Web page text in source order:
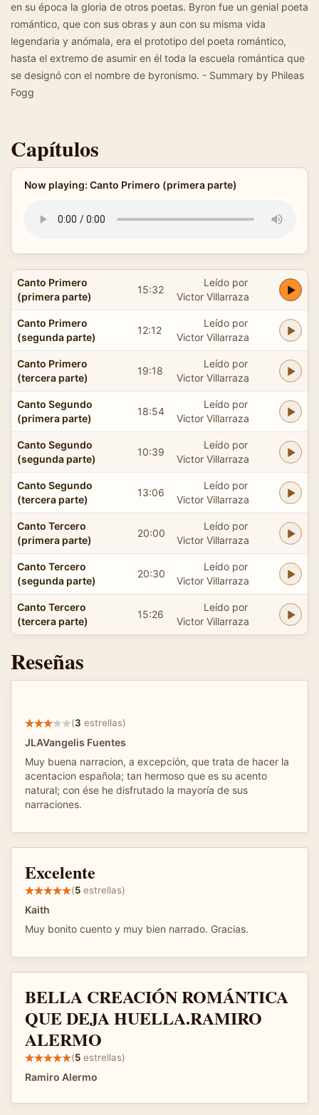
en su época la gloria de otros poetas. Byron fue un genial poeta
romántico, que con sus obras y aun con su misma vida
legendaria y anómala, era el prototipo del poeta romántico,
hasta el extremo de asumir en él toda la escuela romántica que
se designó con el nombre de byronismo. - Summary by Phileas
Fogg
Capítulos
Now playing: Canto Primero (primera parte)
Canto Primero
(primera parte)
15:32
Leído por
Victor Villarraza
Canto Primero
(segunda parte)
12:12
Leído por
Victor Villarraza
Canto Primero
(tercera parte)
19:18
Leído por
Victor Villarraza
Canto Segundo
(primera parte)
18:54
Leído por
Victor Villarraza
Canto Segundo
(segunda parte)
10:39
Leído por
Victor Villarraza
Canto Segundo
(tercera parte)
13:06
Leído por
Victor Villarraza
Canto Tercero
(primera parte)
20:00
Leído por
Victor Villarraza
Canto Tercero
(segunda parte)
20:30
Leído por
Victor Villarraza
Canto Tercero
(tercera parte)
15:26
Leído por
Victor Villarraza
Reseñas
(3 estrellas)
JLAVangelis Fuentes
Muy buena narracion, a excepción, que trata de hacer la
acentacion española; tan hermoso que es su acento
natural; con ése he disfrutado la mayoría de sus
narraciones.
Excelente
(5 estrellas)
Kaith
Muy bonito cuento y muy bien narrado. Gracias.
BELLA CREACIÓN ROMÁNTICA
QUE DEJA HUELLA.RAMIRO
ALERMO
(5 estrellas)
Ramiro Alermo